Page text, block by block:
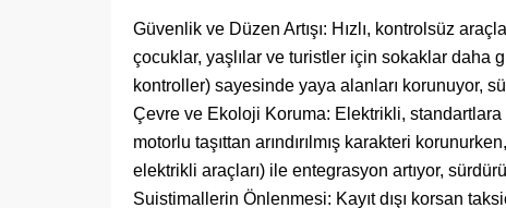
Güvenlik ve Düzen Artışı: Hızlı, kontrolsüz
çocuklar, yaşlılar ve turistler için sokaklar daha
kontroller) sayesinde yaya alanları korunuyor,
Çevre ve Ekoloji Koruma: Elektrikli, standartlara
motorlu taşıttan arındırılmış karakteri
elektrikli araçları) ile entegrasyon artıyor,
Suistimallerin Önlenmesi: Kayıt dışı korsan